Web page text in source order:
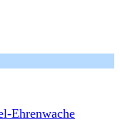
Ehrenwache